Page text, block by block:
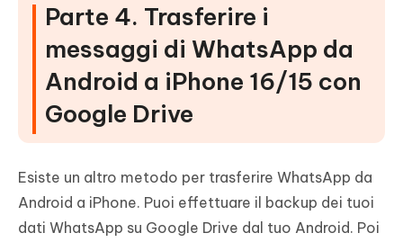
Parte 4. Trasferire i
messaggi di WhatsApp da
Android a iPhone 16/15 con
Google Drive
Esiste un altro metodo per trasferire WhatsApp da
Android a iPhone. Puoi effettuare il backup dei tuoi
dati WhatsApp su Google Drive dal tuo Android. Poi